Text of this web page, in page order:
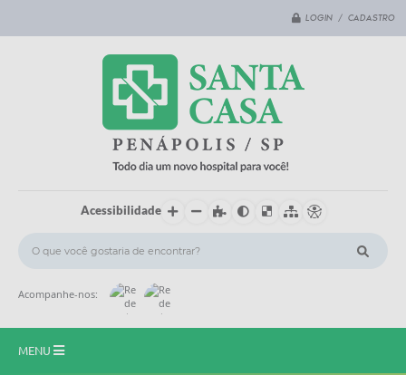
LOGIN / CADASTRO
Acessibilidade
Acompanhe-nos:
MENU